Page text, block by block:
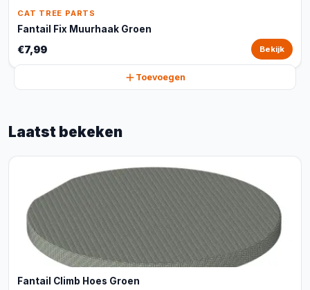
CAT TREE PARTS
Fantail Fix Muurhaak Groen
€7,99 Bekijk
Toevoegen
Laatst bekeken
Fantail Climb Hoes Groen